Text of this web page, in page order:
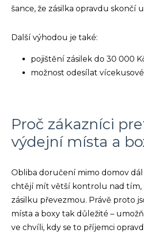
šance, že zásilka opravdu skončí
Další výhodou je také:
pojištění zásilek do 30 000
možnost odesílat
Proč zákazníci
výdejní místa a
Obliba doručení mimo domov dál
chtějí mít větší kontrolu nad tím,
zásilku převezmou. Právě proto
místa a boxy tak důležité –
ve chvíli, kdy se to příjemci